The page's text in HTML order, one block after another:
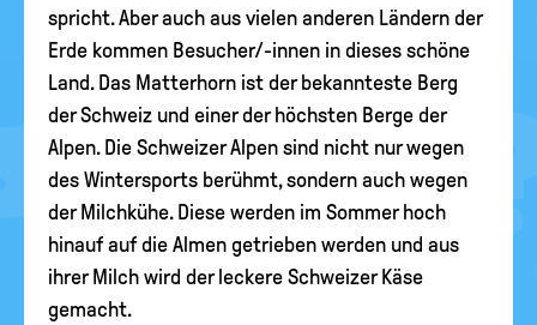
spricht. Aber auch aus vielen anderen Ländern der
Erde kommen Besucher/-innen in dieses schöne
Land. Das Matterhorn ist der bekannteste Berg
der Schweiz und einer der höchsten Berge der
Alpen. Die Schweizer Alpen sind nicht nur wegen
des Wintersports berühmt, sondern auch wegen
der Milchkühe. Diese werden im Sommer hoch
hinauf auf die Almen getrieben werden und aus
ihrer Milch wird der leckere Schweizer Käse
gemacht.